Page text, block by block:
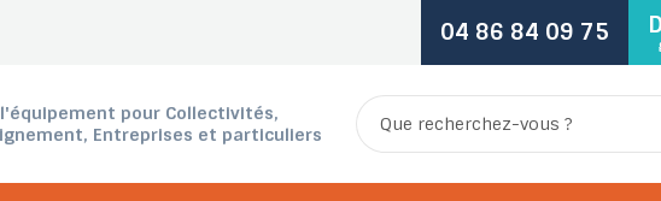
04 86 84 09 75
pour Collectivités,
Entreprises et particuliers